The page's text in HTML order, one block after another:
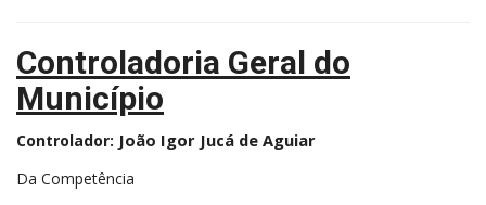
Controladoria Geral do
Município
Controlador: João Igor Jucá de Aguiar
Da Competência